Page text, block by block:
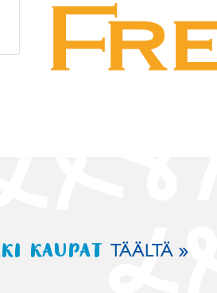
KAUPAT TÄÄLTÄ »